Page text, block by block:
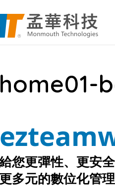
home01-